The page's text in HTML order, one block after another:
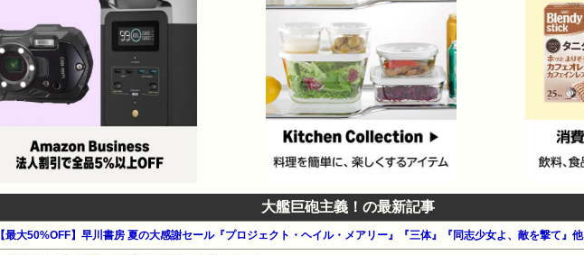
大艦巨砲主義！の最新記事
【最大50%OFF】早川書房 夏の大感謝セール『プロジェクト・ヘイル・メアリー』『三体』『同志少女よ、敵を撃て』他